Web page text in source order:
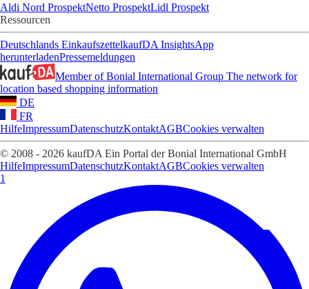
Aldi Nord ProspektNetto ProspektLidl Prospekt
Ressourcen
Deutschlands EinkaufszettelkaufDA InsightsApp
herunterladenPressemeldungen
Member of Bonial International Group The network for
location based shopping information
DE
FR
HilfeImpressumDatenschutzKontaktAGBCookies verwalten
© 2008 - 2026 kaufDA Ein Portal der Bonial International GmbH
HilfeImpressumDatenschutzKontaktAGBCookies verwalten
1